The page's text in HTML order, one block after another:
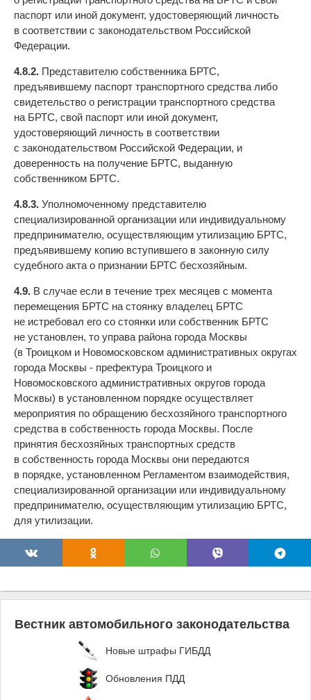
паспорт или иной документ, удостоверяющий личность
в соответствии с законодательством Российской
Федерации.
4.8.2. Представителю собственника БРТС,
предъявившему паспорт транспортного средства либо
свидетельство о регистрации транспортного средства
на БРТС, свой паспорт или иной документ,
удостоверяющий личность в соответствии
с законодательством Российской Федерации, и
доверенность на получение БРТС, выданную
собственником БРТС.
4.8.3. Уполномоченному представителю
специализированной организации или индивидуальному
предпринимателю, осуществляющим утилизацию БРТС,
предъявившему копию вступившего в законную силу
судебного акта о признании БРТС бесхозяйным.
4.9. В случае если в течение трех месяцев с момента
перемещения БРТС на стоянку владелец БРТС
не истребовал его со стоянки или собственник БРТС
не установлен, то управа района города Москвы
(в Троицком и Новомосковском административных округах
города Москвы - префектура Троицкого и
Новомосковского административных округов города
Москвы) в установленном порядке осуществляет
мероприятия по обращению бесхозяйного транспортного
средства в собственность города Москвы. После
принятия бесхозяйных транспортных средств
в собственность города Москвы они передаются
в порядке, установленном Регламентом взаимодействия,
специализированной организации или индивидуальному
предпринимателю, осуществляющим утилизацию БРТС,
для утилизации.
Вестник автомобильного законодательства
Новые штрафы ГИБДД
Обновления ПДД